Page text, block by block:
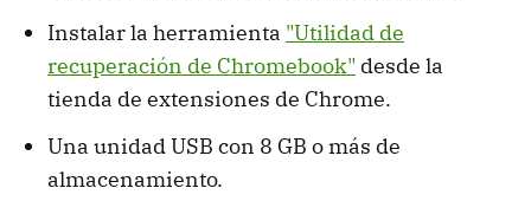
Instalar la herramienta "Utilidad de
recuperación de Chromebook" desde la
tienda de extensiones de Chrome.
Una unidad USB con 8 GB o más de
almacenamiento.